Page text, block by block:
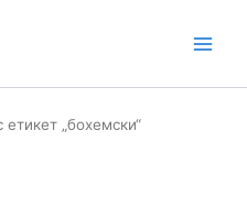
„бохемски“